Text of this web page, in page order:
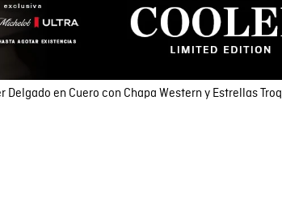
y Morrales
Spring Summer
Ver todo Hombre
Parches
Spring Summer
Ver todo Mujer
35% DCTO
40% DCTO
Delgado en Cuero con Chapa Western y Estrellas
Cuero Hombre